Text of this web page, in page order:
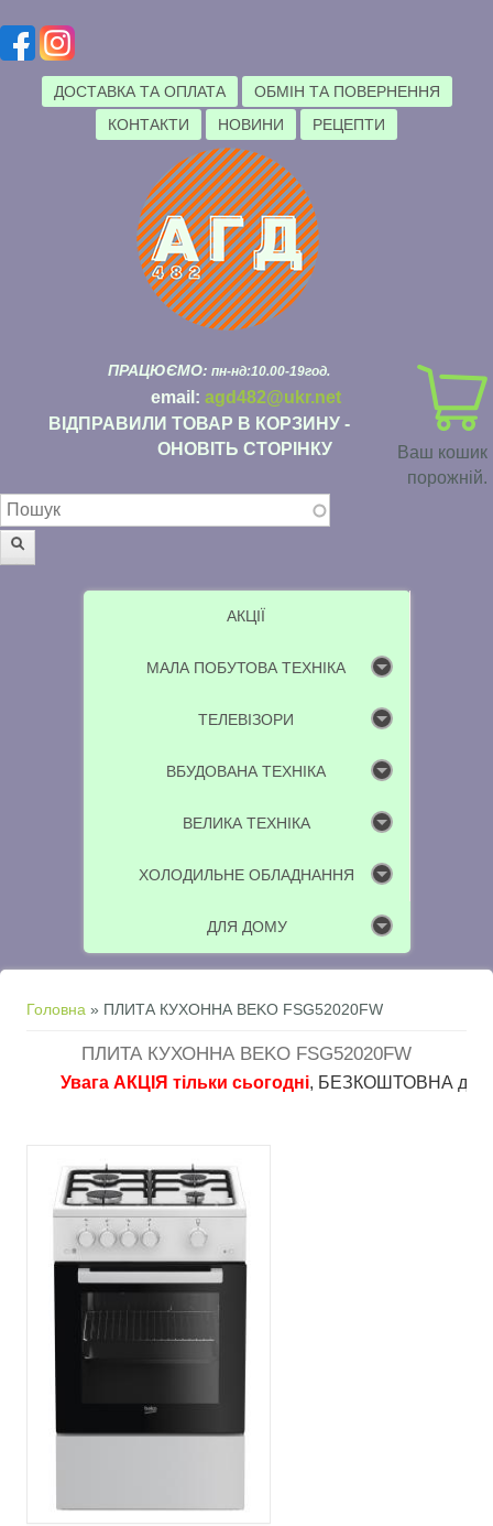
ДОСТАВКА ТА ОПЛАТА
ОБМІН ТА ПОВЕРНЕННЯ
КОНТАКТИ
НОВИНИ РЕЦЕПТИ
Ваш кошик
порожній.
ПРАЦЮЄМО: пн-нд:10.00-19год.
email: agd482@ukr.net
ВІДПРАВИЛИ ТОВАР В КОРЗИНУ -
ОНОВІТЬ СТОРІНКУ
Пошукова форма
АКЦІЇ
МАЛА ПОБУТОВА ТЕХНІКА
ТЕЛЕВІЗОРИ
ВБУДОВАНА ТЕХНІКА
ВЕЛИКА ТЕХНІКА
ХОЛОДИЛЬНЕ ОБЛАДНАННЯ
ДЛЯ ДОМУ
Ви є тут
Головна » ПЛИТА КУХОННА BEKO FSG52020FW
ПЛИТА КУХОННА BEKO FSG52020FW
Увага АКЦІЯ тільки сьогодні, БЕЗКОШТОВНА доставка